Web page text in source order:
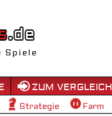
Spiele
ZUM VERGLEICH
Strategie Farm